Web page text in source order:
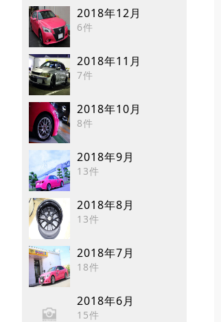
2018年12月
6件
2018年11月
7件
2018年10月
8件
2018年9月
13件
2018年8月
13件
2018年7月
18件
2018年6月
15件